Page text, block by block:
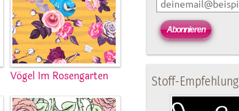
Vögel Im Rosengarten Stoff-Empfehlung